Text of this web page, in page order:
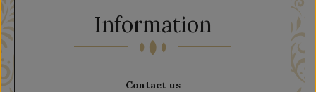
Information
Contact us